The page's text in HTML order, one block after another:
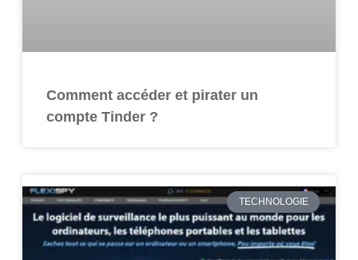
Comment accéder et pirater un
compte Tinder ?
TECHNOLOGIE